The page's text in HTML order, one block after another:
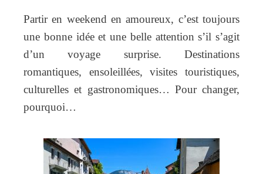
Partir en weekend en amoureux, c’est toujours
une bonne idée et une belle attention s’il s’agit
d’un voyage surprise. Destinations
romantiques, ensoleillées, visites touristiques,
culturelles et gastronomiques… Pour changer,
pourquoi…